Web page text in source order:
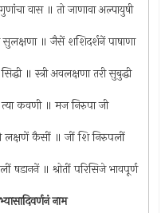
वास ॥ तो जाणावा अल्पायुषी
सुलक्षणा ॥ जैसें शशिदर्शनें पाषाणा
॥ स्त्री अवलक्षणा तरी सुबुद्धी
त्या कवणी ॥ मज निरुपा जी
लक्षणें कैसीं ॥ जीं शि निरुपलीं
षडाननें ॥ श्रोतीं परिसिजे भावपूर्ण
नाम